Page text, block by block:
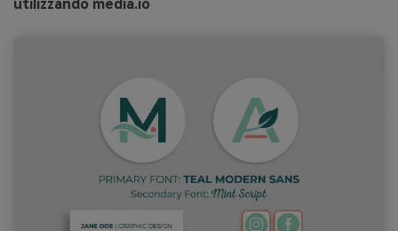
utilizzando media.io